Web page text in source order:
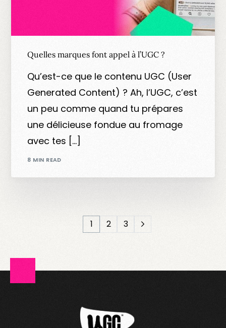
Quelles marques font appel à l’UGC ?
Qu’est-ce que le contenu UGC (User
Generated Content) ? Ah, l’UGC, c’est
un peu comme quand tu prépares
une délicieuse fondue au fromage
avec tes […]
8 MIN READ
1 2 3